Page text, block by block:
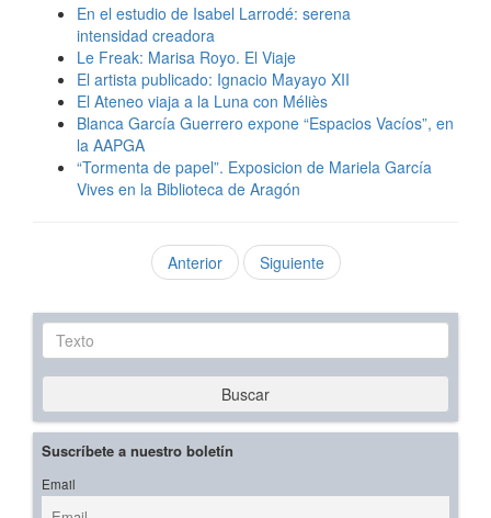
En el estudio de Isabel Larrodé: serena
intensidad creadora
Le Freak: Marisa Royo. El Viaje
El artista publicado: Ignacio Mayayo XII
El Ateneo viaja a la Luna con Méliès
Blanca García Guerrero expone “Espacios Vacíos”, en
la AAPGA
“Tormenta de papel”. Exposicion de Mariela García
Vives en la Biblioteca de Aragón
Anterior Siguiente
Texto
Buscar
Suscríbete a nuestro boletín
Email